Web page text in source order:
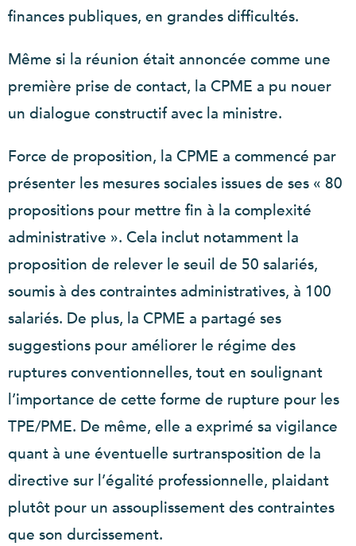
finances publiques, en grandes difficultés.
Même si la réunion était annoncée comme une
première prise de contact, la CPME a pu nouer
un dialogue constructif avec la ministre.
Force de proposition, la CPME a commencé par
présenter les mesures sociales issues de ses « 80
propositions pour mettre fin à la complexité
administrative ». Cela inclut notamment la
proposition de relever le seuil de 50 salariés,
soumis à des contraintes administratives, à 100
salariés. De plus, la CPME a partagé ses
suggestions pour améliorer le régime des
ruptures conventionnelles, tout en soulignant
l’importance de cette forme de rupture pour les
TPE/PME. De même, elle a exprimé sa vigilance
quant à une éventuelle surtransposition de la
directive sur l’égalité professionnelle, plaidant
plutôt pour un assouplissement des contraintes
que son durcissement.